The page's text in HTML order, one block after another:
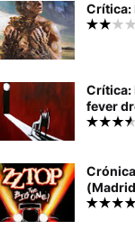
Crítica:
Crítica:
fever